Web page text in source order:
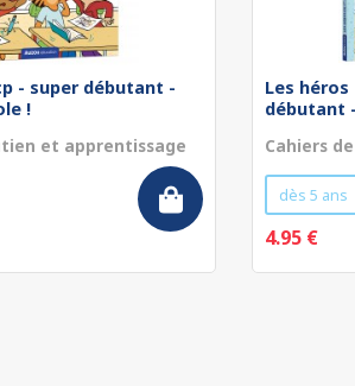
- super débutant -
!
et apprentissage
Les
débutant
Cahiers
dès 5 ans
4.95 €